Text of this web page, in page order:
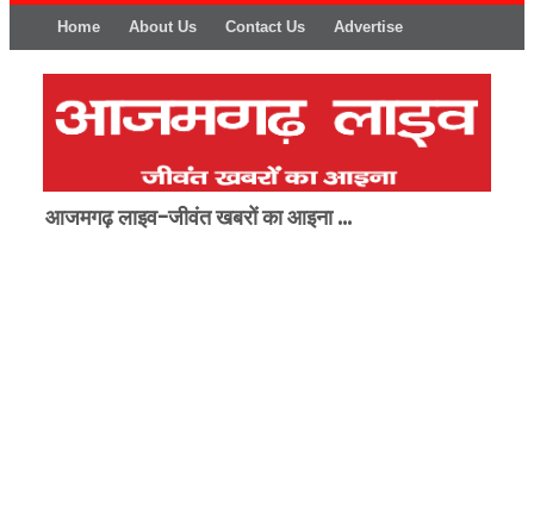
Home About Us Contact Us Advertise
आजमगढ़ लाइव-जीवंत खबरों का आइना ...